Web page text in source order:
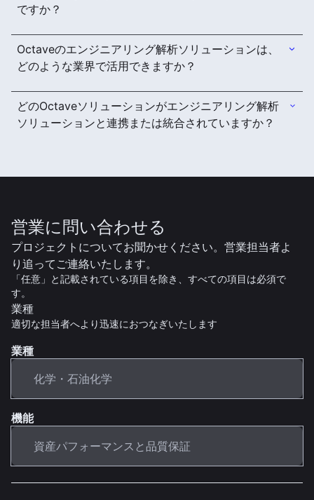
ですか？
Octaveのエンジニアリング解析ソリューションは、
どのような業界で活用できますか？
どのOctaveソリューションがエンジニアリング解析
ソリューションと連携または統合されていますか？
営業に問い合わせる
プロジェクトについてお聞かせください。営業担当者よ
り追ってご連絡いたします。
「任意」と記載されている項目を除き、すべての項目は必須で
す。
業種
適切な担当者へより迅速におつなぎいたします
業種
機能